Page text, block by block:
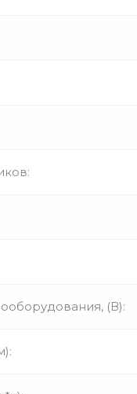
(В):